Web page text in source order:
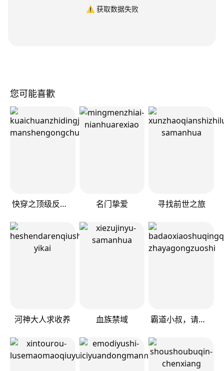
⚠️ 获取数据失败
您可能喜歡
快穿之顶级反派要洗白 名门挚爱 寻找前世之旅
河神大人求收养 血族禁域 霸道小叔，请轻撩！